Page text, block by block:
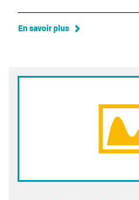
En savoir plus